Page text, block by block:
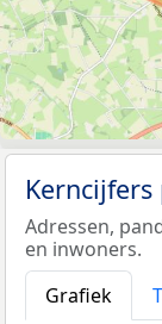
Kerncijfers
Adressen,
en inwoners.
Grafiek